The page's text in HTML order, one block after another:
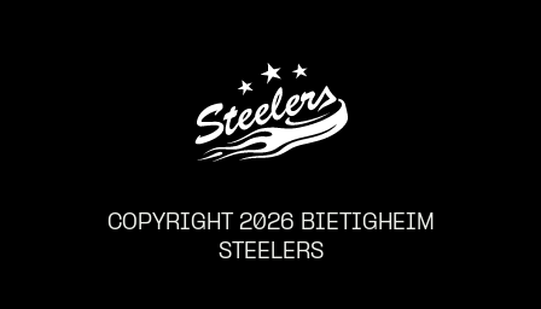
COPYRIGHT 2026 BIETIGHEIM
STEELERS